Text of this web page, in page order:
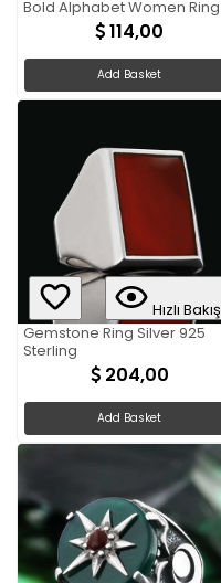
Bold Alphabet Women Ring
114,00
Add Basket
Hızlı Bakış
Gemstone Ring Silver 925
Sterling
204,00
Add Basket